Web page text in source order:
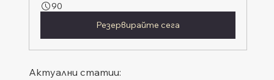
90
Резервирайте сега
Актуални статии: